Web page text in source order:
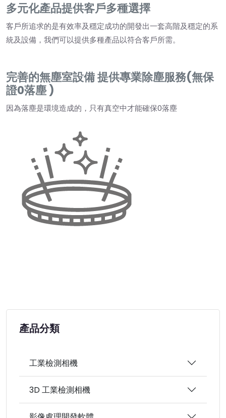
多元化產品提供客戶多種選擇
客戶所追求的是有效率及穩定成功的開發出一套高階及穩定的系
統及設備，我們可以提供多種產品以符合客戶所需。
完善的無塵室設備 提供專業除塵服務(無保
證0落塵 )
因為落塵是環境造成的，只有真空中才能確保0落塵
產品分類
工業檢測相機
3D 工業檢測相機